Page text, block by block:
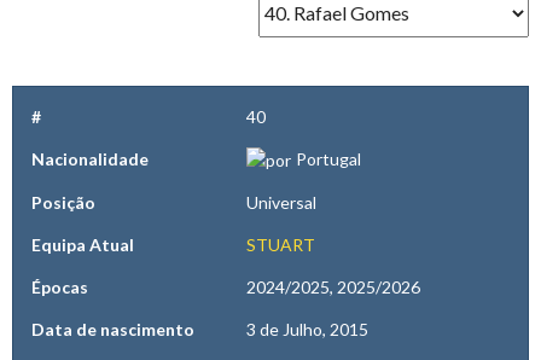
# 40
Nacionalidade Portugal
Posição Universal
Equipa Atual STUART
Épocas 2024/2025, 2025/2026
Data de nascimento 3 de Julho, 2015